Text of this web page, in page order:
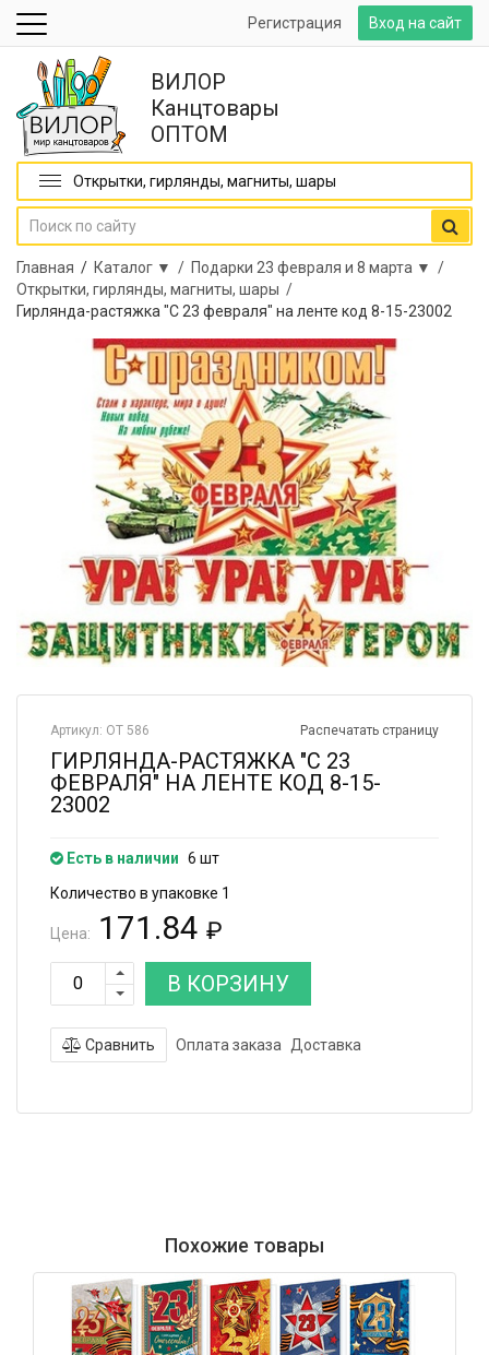
Вход на сайт
Регистрация
ВИЛОР
Канцтовары
ОПТОМ
Открытки, гирлянды, магниты, шары
Главная / Каталог ▼ / Подарки 23 февраля и 8 марта ▼ /
Открытки, гирлянды, магниты, шары /
Гирлянда-растяжка "С 23 февраля" на ленте код 8-15-23002
Распечатать страницу
Артикул: ОТ 586
ГИРЛЯНДА-РАСТЯЖКА "С 23
ФЕВРАЛЯ" НА ЛЕНТЕ КОД 8-15-
23002
Есть в наличии 6 шт
Количество в упаковке 1
Цена: 171.84 ₽
В КОРЗИНУ
Сравнить Оплата заказа Доставка
Похожие товары